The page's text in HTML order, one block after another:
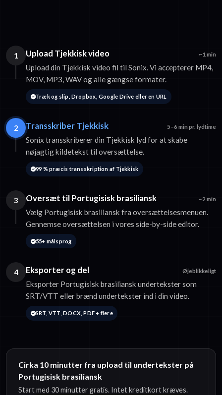
1 Upload Tjekkisk video ~1 min
Upload din Tjekkisk video fil til Sonix. Vi accepterer MP4,
MOV, MP3, WAV og alle gængse formater.
Træk og slip, Dropbox, Google Drive eller en URL
2 Transskriber Tjekkisk 5–6 min pr. lydtime
Sonix transskriberer din Tjekkisk lyd for at skabe
nøjagtig kildetekst til oversættelse.
99 % præcis transskription af Tjekkisk
3 Oversæt til Portugisisk brasiliansk ~2 min
Vælg Portugisisk brasiliansk fra oversættelsesmenuen.
Gennemse oversættelsen i vores side-by-side editor.
55+ målsprog
4 Eksporter og del Øjeblikkeligt
Eksporter Portugisisk brasiliansk undertekster som
SRT/VTT eller brænd undertekster ind i din video.
SRT, VTT, DOCX, PDF + flere
Cirka 10 minutter fra upload til undertekster på
Portugisisk brasiliansk
Start med 30 minutter gratis. Intet kreditkort kræves.